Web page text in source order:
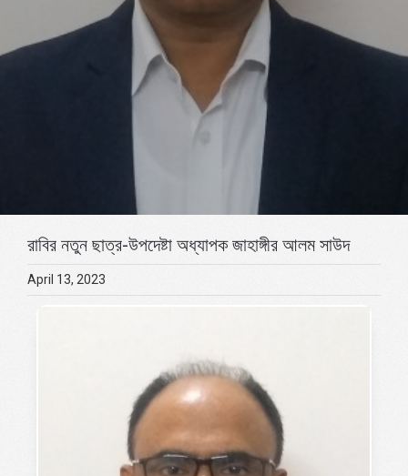
রাবির নতুন ছাত্র-উপদেষ্টা অধ্যাপক জাহাঙ্গীর আলম সাউদ
April 13, 2023